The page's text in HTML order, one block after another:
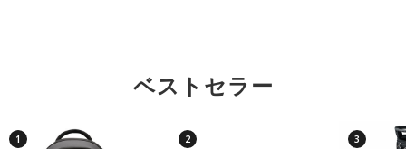
ベストセラー
1 2 3